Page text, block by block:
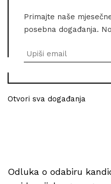
Primajte naše
posebna događanja.
Otvori sva događanja
Odluka o odabiru